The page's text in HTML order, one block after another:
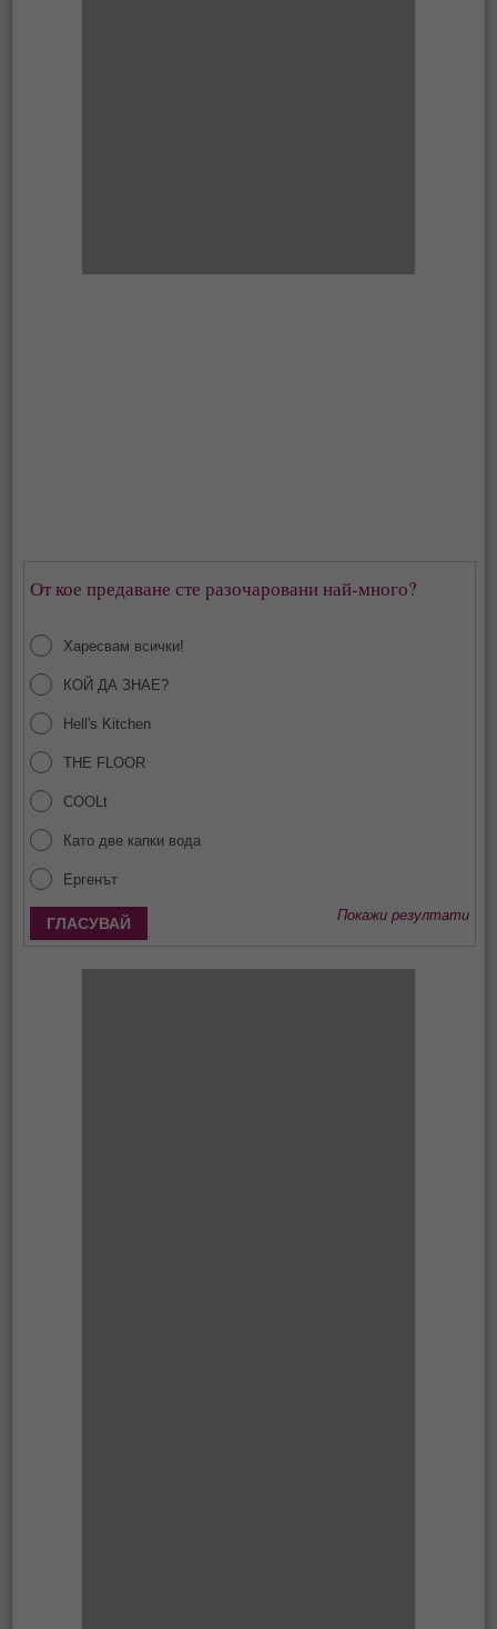
От кое предаване сте разочаровани най-много?
Харесвам всички!
КОЙ ДА ЗНАЕ?
Hell's Kitchen
THE FLOOR
COOLt
Като две капки вода
Ергенът
Покажи резултати